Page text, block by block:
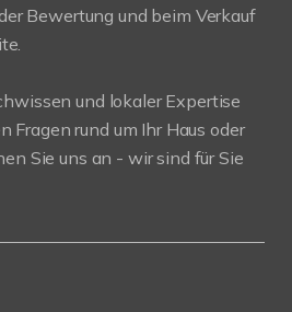
Bewertung und beim Verkauf
und lokaler Expertise
Fragen rund um Ihr Haus oder
Sie uns an - wir sind für Sie